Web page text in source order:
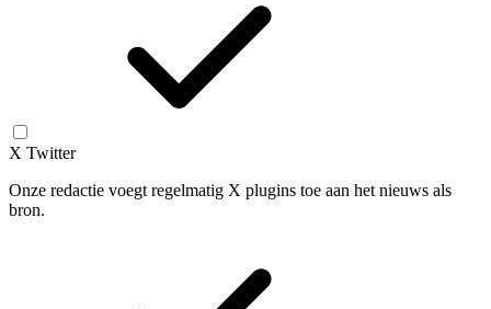
X Twitter
Onze redactie voegt regelmatig X plugins toe aan het nieuws als
bron.